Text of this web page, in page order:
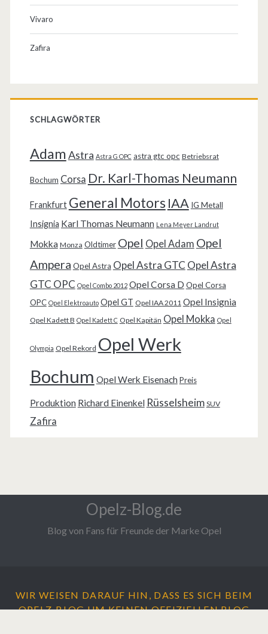
Vivaro
Zafira
SCHLAGWÖRTER
AdamAstra Astra G OPC astra gtc opc Betriebsrat
Bochum Corsa Dr. Karl-Thomas Neumann
Frankfurt General Motors IAA IG Metall
Insignia Karl Thomas Neumann Lena Meyer Landrut
Mokka Monza Oldtimer Opel Opel Adam Opel
Ampera Opel Astra Opel Astra GTC Opel Astra
GTC OPC Opel Combo 2012 Opel Corsa D Opel Corsa
OPC Opel Elektroauto Opel GT Opel IAA 2011 Opel Insignia
Opel Kadett B Opel Kadett C Opel Kapitän Opel Mokka Opel
Olympia Opel Rekord Opel Werk
Bochum Opel Werk Eisenach Preis
Produktion Richard Einenkel Rüsselsheim SUV
Zafira
Opelz-Blog.de
Blog von Fans für Freunde der Marke Opel
WIR WEISEN DARAUF HIN, DASS ES SICH BEIM
OPELZ-BLOG UMKEINENOFFIZIELLEN BLOG